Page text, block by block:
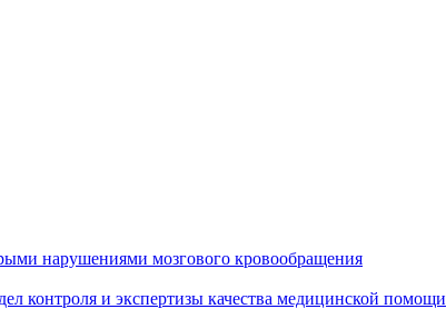
нарушениями мозгового кровообращения
контроля и экспертизы качества медицинской помощи